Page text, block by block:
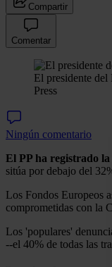
Compartir
Comentar
El presidente del
Press
Ningún comentario
El PP ha registrado
sitúa por debajo del
Los Fondos Europeos
comprometidas con la
Los 'populares'
--el 40% de todas las